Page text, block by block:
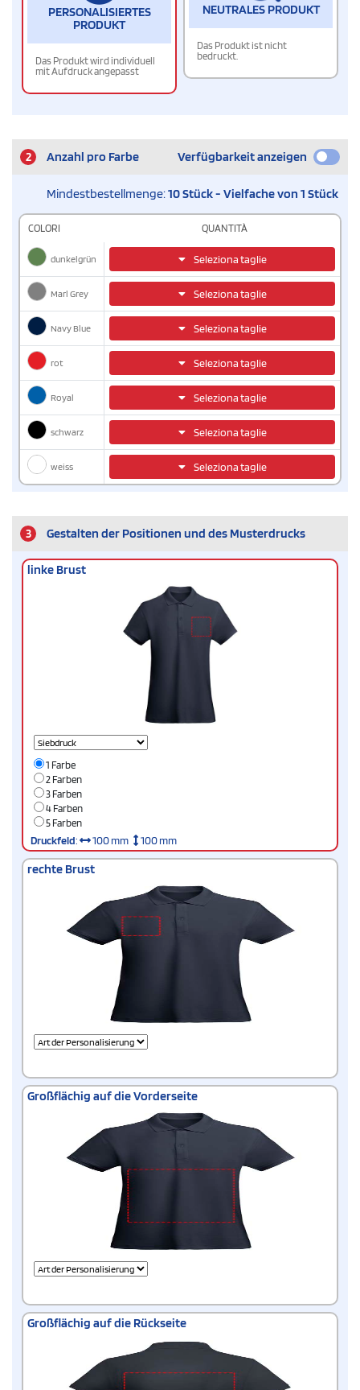
PERSONALISIERTES
PRODUKT
Das Produkt wird individuell
mit Aufdruck angepasst
NEUTRALES PRODUKT
Das Produkt ist nicht
bedruckt.
2 Anzahl pro Farbe Verfügbarkeit anzeigen
Mindestbestellmenge:10 Stück - Vielfache von 1 Stück
COLORI QUANTITÀ
dunkelgrün Seleziona taglie
Marl Grey Seleziona taglie
Navy Blue Seleziona taglie
rot Seleziona taglie
Royal Seleziona taglie
schwarz Seleziona taglie
weiss Seleziona taglie
3 Gestalten der Positionen und des Musterdrucks
linke Brust
1 Farbe
2 Farben
3 Farben
4 Farben
5 Farben
Druckfeld: 100 mm 100 mm
rechte Brust
Großflächig auf die Vorderseite
Großflächig auf die Rückseite